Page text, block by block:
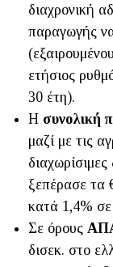
διαχρονική
παραγωγής
ετήσιος
30 έτη).
Η συνολική
μαζί με τις
ξεπέρασε τα
κατά 1,4%
Σε όρους
δισεκ. στο